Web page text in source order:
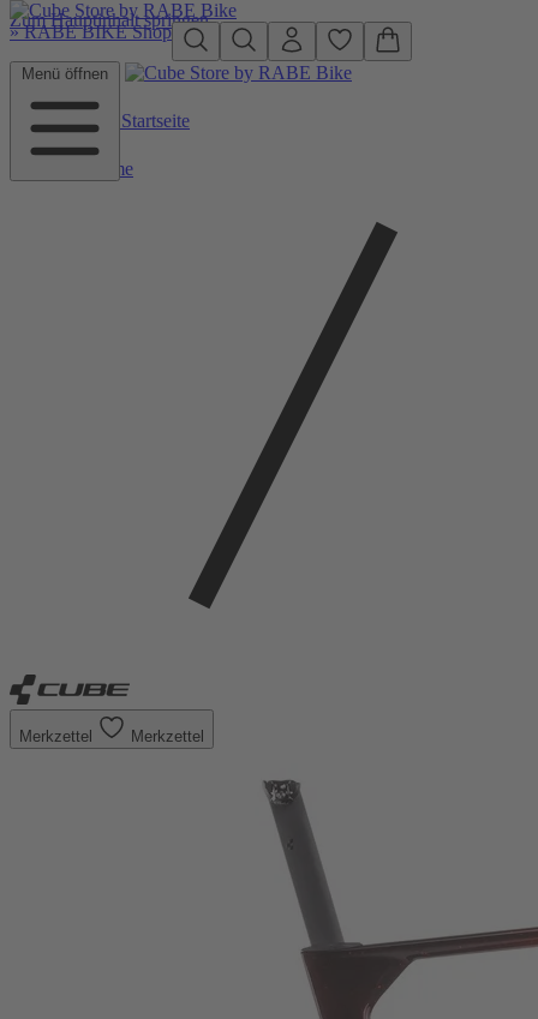
Zum Hauptinhalt springen
»RABE BIKE Shop
Menü öffnen
Zurück zu Startseite
Home
Merkzettel Merkzettel